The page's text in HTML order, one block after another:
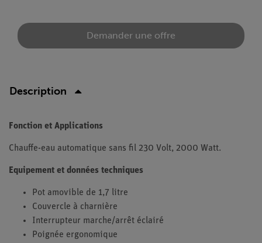
Demander une offre
Description
Fonction et Applications
Chauffe-eau automatique sans fil 230 Volt, 2000 Watt.
Equipement et données techniques
Pot amovible de 1,7 litre
Couvercle à charnière
Interrupteur marche/arrêt éclairé
Poignée ergonomique